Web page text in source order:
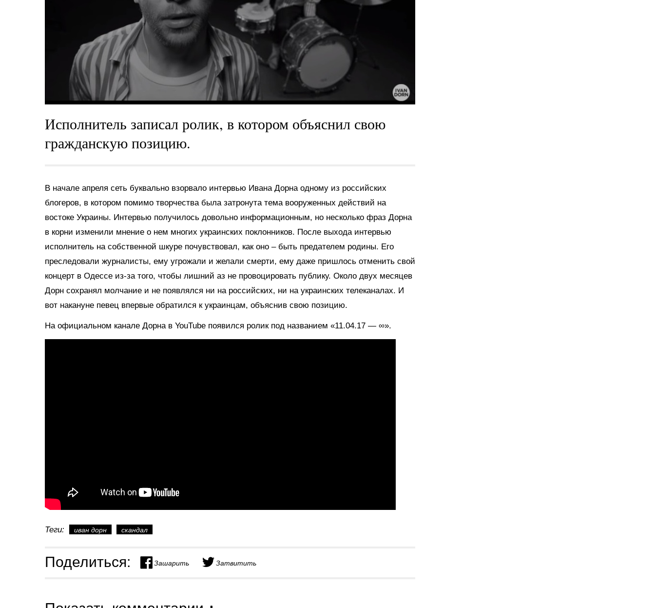
Исполнитель записал ролик, в котором объяснил свою
гражданскую позицию.
В начале апреля сеть буквально взорвало интервью Ивана Дорна одному из российских
блогеров, в котором помимо творчества была затронута тема вооруженных действий на
востоке Украины. Интервью получилось довольно информационным, но несколько фраз Дорна
в корни изменили мнение о нем многих украинских поклонников. После выхода интервью
исполнитель на собственной шкуре почувствовал, как оно – быть предателем родины. Его
преследовали журналисты, ему угрожали и желали смерти, ему даже пришлось отменить свой
концерт в Одессе из-за того, чтобы лишний аз не провоцировать публику. Около двух месяцев
Дорн сохранял молчание и не появлялся ни на российских, ни на украинских телеканалах. И
вот накануне певец впервые обратился к украинцам, объяснив свою позицию.
На официальном канале Дорна в YouTube появился ролик под названием «11.04.17 — ∞».
Теги: иван дорн скандал
Поделиться: Зашарить Затвитить